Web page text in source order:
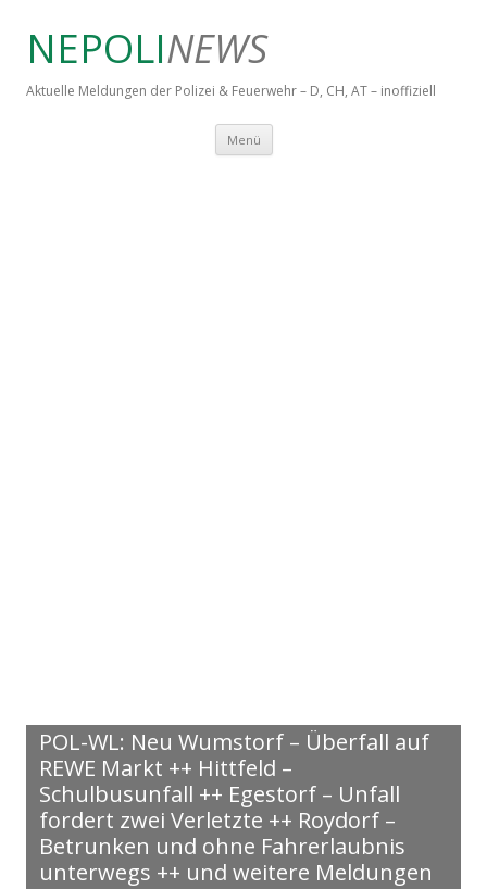
NEPOLINEWS
Aktuelle Meldungen der Polizei & Feuerwehr – D, CH, AT – inoffiziell
Menü Springe zum Inhalt
POL-WL: Neu Wumstorf – Überfall auf
REWE Markt ++ Hittfeld –
Schulbusunfall ++ Egestorf – Unfall
fordert zwei Verletzte ++ Roydorf –
Betrunken und ohne Fahrerlaubnis
unterwegs ++ und weitere Meldungen